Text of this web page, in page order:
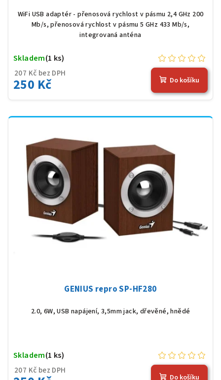
WiFi USB adaptér - přenosová rychlost v pásmu 2,4 GHz 200
Mb/s, přenosová rychlost v pásmu 5 GHz 433 Mb/s,
integrovaná anténa
207 Kč bez DPH
250 Kč
Skladem(1 ks)
Do košíku
GENIUS repro SP-HF280
2.0, 6W, USB napájení, 3,5mm jack, dřevěné, hnědé
207 Kč bez DPH
Skladem(1 ks)
Do košíku